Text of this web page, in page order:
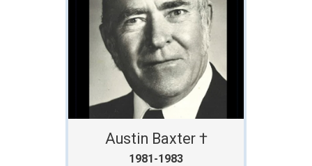
Austin Baxter †
1981-1983